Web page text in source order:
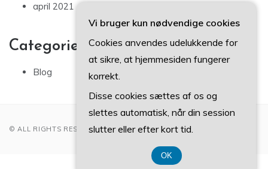
april 2021
Categories
Blog
© ALL RIGHTS RESERVED 2022
Vi bruger kun nødvendige cookies
Cookies anvendes udelukkende for
at sikre, at hjemmesiden fungerer
korrekt.
Disse cookies sættes af os og
slettes automatisk, når din session
slutter eller efter kort tid.
OK